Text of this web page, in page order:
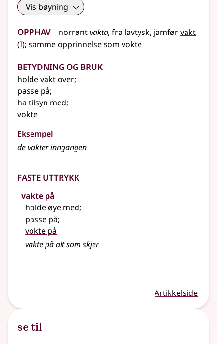
Vis bøyning
Opphav norrøntvakta, fra lavtysk, jamførvakt
(1
I); samme opprinnelse som vokte
Betydning og bruk
holde vakt over;
passe på;
ha tilsyn med;
vokte
Eksempel
de vakter inngangen
Faste uttrykk
vakte på
holde øye med;
passe på;
vokte på
vaktepå alt som skjer
Artikkelside
se til